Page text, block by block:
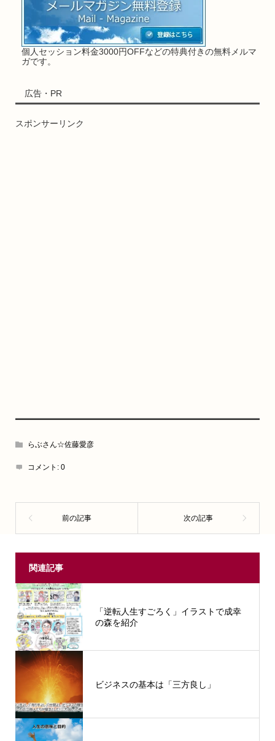
個人セッション料金3000円OFFなどの特典付きの無料メルマ
ガです。
広告・PR
スポンサーリンク
らぶさん☆佐藤愛彦
コメント: 0
関連記事
「逆転人生すごろく」イラストで成幸
の森を紹介
ビジネスの基本は「三方良し」